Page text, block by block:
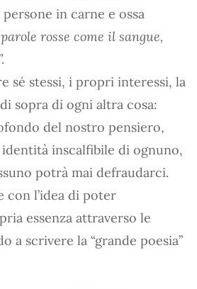
in carne e ossa
parole rosse come il sangue,
sé stessi, i propri interessi, la
sopra di ogni altra cosa:
del nostro pensiero,
inscalfibile di ognuno,
potrà mai defraudarci.
l’idea di poter
essenza attraverso le
a scrivere la “grande poesia”